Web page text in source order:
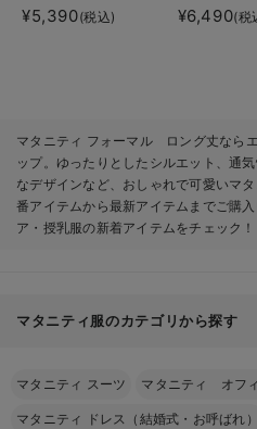
ス マタニティ・授乳
服【出産後も長く使え
¥5,390(税込)
後も長く使え
¥6,490(税
マタニティ フォーマル ロング丈なら
ップ。ゆったりとしたシルエット、通
なデザインなど、おしゃれで可愛いマ
番アイテムから最新アイテムまでご購
ア・授乳服の新着アイテムをチェック！
マタニティ服のカテゴリから探す
マタニティ スーツ マタニティ オフ
マタニティ ドレス（結婚式・お呼ばれ）